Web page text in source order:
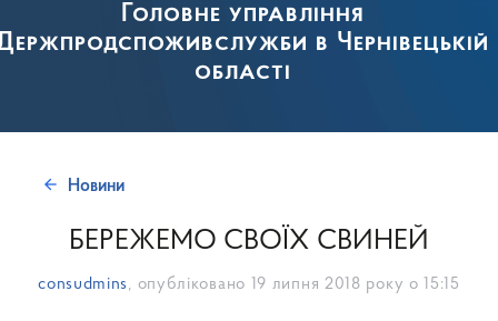
Головне управління
в Чернівецькій
області
Новини
БЕРЕЖЕМО СВОЇХ СВИНЕЙ
consudmins , опубліковано 19 липня 2018 року о 15:15